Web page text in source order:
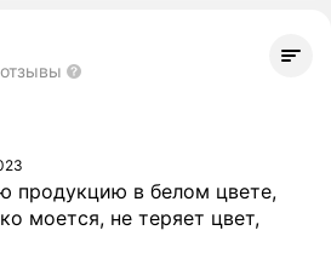
продукцию в белом цвете,
моется, не теряет цвет,